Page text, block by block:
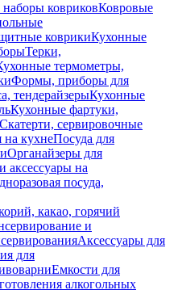
ковриковКовровые
коврикиКухонные
Терки,
термометры,
Формы, приборы для
тендерайзерыКухонные
Кухонные фартуки,
Скатерти, сервировочные
на кухнеПосуда для
Органайзеры для
аксессуары на
посуда,
какао, горячий
и
Аксессуары для
для
Емкости для
алкогольных